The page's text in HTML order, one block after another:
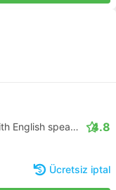
Daytrip private transfer with English speaking driver 4.8
Ücretsiz iptal